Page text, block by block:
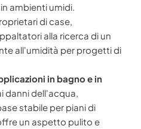
ambienti umidi.
di case,
alla ricerca di un
all'umidità per progetti di
in bagno e in
danni dell'acqua,
stabile per piani di
un aspetto pulito e